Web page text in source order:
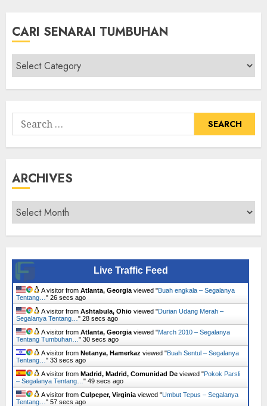
CARI SENARAI TUMBUHAN
Cari
Senarai
Tumbuhan
Search
for:
ARCHIVES
Archives
Live Traffic Feed
A visitor from Atlanta, Georgia viewed "Buah engkala – Segalanya
Tentang… " 27 secs ago
A visitor from Ashtabula, Ohio viewed "Durian Udang Merah –
Segalanya Tentang… " 29 secs ago
A visitor from Atlanta, Georgia viewed "March 2010 – Segalanya
Tentang Tumbuhan… " 31 secs ago
A visitor from Netanya, Hamerkaz viewed "Buah Sentul – Segalanya
Tentang… " 34 secs ago
A visitor from Madrid, Madrid, Comunidad De viewed "Pokok Parsli
– Segalanya Tentang… " 50 secs ago
A visitor from Culpeper, Virginia viewed "Umbut Tepus – Segalanya
Tentang… " 58 secs ago